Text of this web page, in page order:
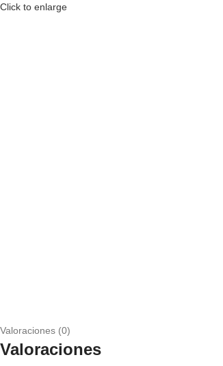
Click to enlarge
Valoraciones (0)
Valoraciones